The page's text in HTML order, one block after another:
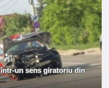
un sens giratoriu din